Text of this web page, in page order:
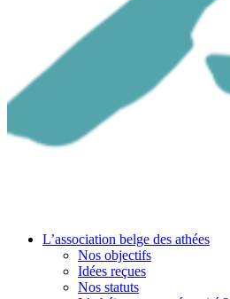
L’association belge des athées
Nos objectifs
Idées reçues
Nos statuts